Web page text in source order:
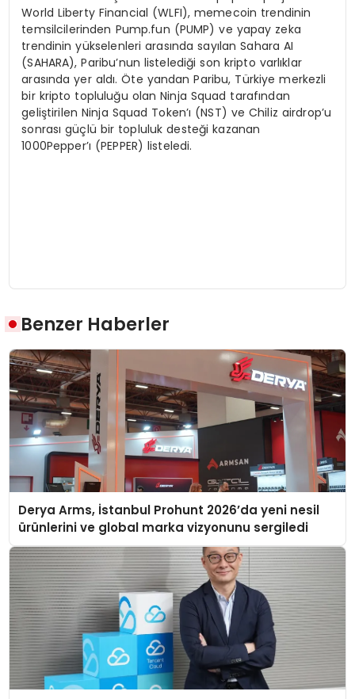
World Liberty Financial (WLFI), memecoin trendinin
temsilcilerinden Pump.fun (PUMP) ve yapay zeka
trendinin yükselenleri arasında sayılan Sahara AI
(SAHARA), Paribu’nun listelediği son kripto varlıklar
arasında yer aldı. Öte yandan Paribu, Türkiye merkezli
bir kripto topluluğu olan Ninja Squad tarafından
geliştirilen Ninja Squad Token’ı (NST) ve Chiliz airdrop’u
sonrası güçlü bir topluluk desteği kazanan
1000Pepper’ı (PEPPER) listeledi.
Benzer Haberler
Derya Arms, İstanbul Prohunt 2026’da yeni nesil
ürünlerini ve global marka vizyonunu sergiledi